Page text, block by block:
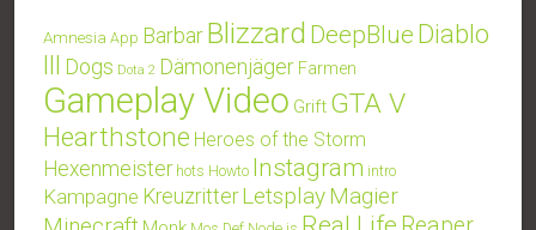
Amnesia App BarbarBlizzard DeepBlue Diablo
III Dogs Dota 2 Dämonenjäger Farmen
Gameplay Video Grift GTA V
Hearthstone Heroes of the Storm
Hexenmeister hots Howto Instagram intro
Kampagne Kreuzritter LetsplayMagier